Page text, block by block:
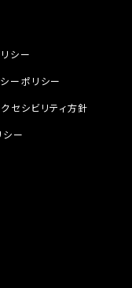
シー
ーポリシー
セシビリティ方針
ー